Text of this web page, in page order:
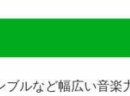
ルなど幅広い音